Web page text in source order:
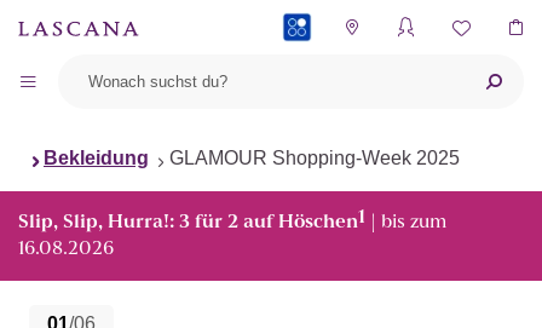
Bekleidung GLAMOUR Shopping-Week 2025
Slip, Slip, Hurra!: 3 für 2 auf Höschen1 | bis zum
16.08.2026
01/06